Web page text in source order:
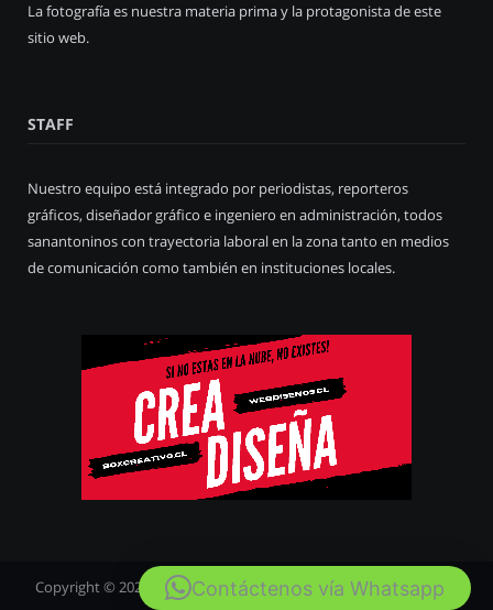
La fotografía es nuestra materia prima y la protagonista de este
sitio web.
STAFF
Nuestro equipo está integrado por periodistas, reporteros
gráficos, diseñador gráfico e ingeniero en administración, todos
sanantoninos con trayectoria laboral en la zona tanto en medios
de comunicación como también en instituciones locales.
Copyright © 2020 San Antonio Fotos. Diseñado porWebdiseños
Contáctenos vía Whatsapp